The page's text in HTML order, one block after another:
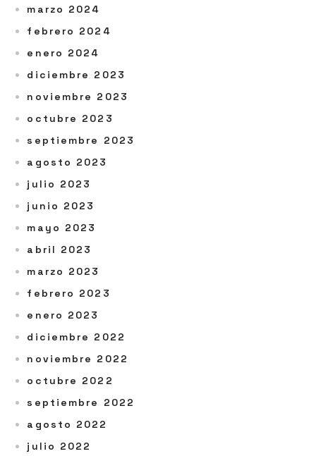
marzo 2024
febrero 2024
enero 2024
diciembre 2023
noviembre 2023
octubre 2023
septiembre 2023
agosto 2023
julio 2023
junio 2023
mayo 2023
abril 2023
marzo 2023
febrero 2023
enero 2023
diciembre 2022
noviembre 2022
octubre 2022
septiembre 2022
agosto 2022
julio 2022